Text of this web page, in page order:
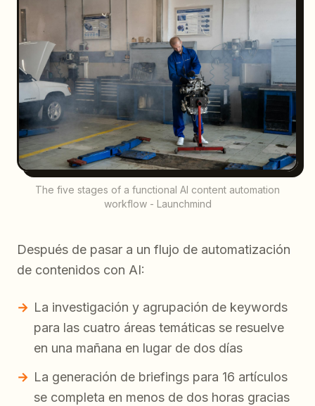
The five stages of a functional AI content automation
workflow - Launchmind
Después de pasar a un flujo de automatización
de contenidos con AI:
La investigación y agrupación de keywords
para las cuatro áreas temáticas se resuelve
en una mañana en lugar de dos días
La generación de briefings para 16 artículos
se completa en menos de dos horas gracias